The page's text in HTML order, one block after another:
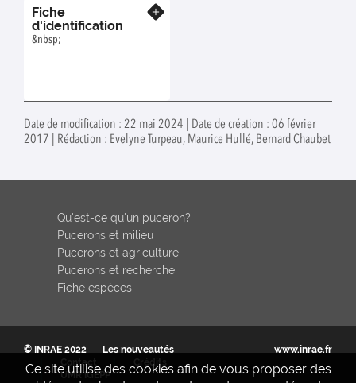
Fiche
d'identification
&nbsp;
Date de modification : 22 mai 2024 | Date de création : 06 février
2017 | Rédaction : Evelyne Turpeau, Maurice Hullé, Bernard Chaubet
Ce site utilise des cookies afin de vous proposer des
Qu'est-ce qu'un puceron?
Pucerons et milieu
Pucerons et agriculture
Pucerons et recherche
Fiche espèces
© INRAE 2022
Les nouveautés
Contact
Crédits
UMR IGEPP
www.inrae.fr